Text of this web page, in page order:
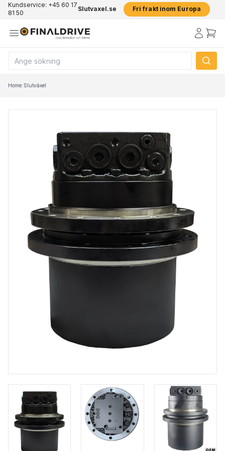
Kundservice: +45 60 17
81 50
Slutvaxel.se Fri frakt inom Europa
Home/Slutväxel